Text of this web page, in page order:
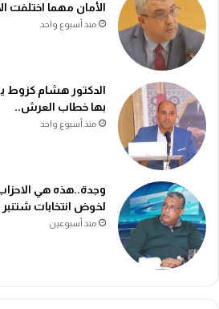
الأمان مهما اختلفت
منذ أسبوع واحد
الدكتور هشام كزوط
بها خطاب العرش..
منذ أسبوع واحد
وجدة..هذه هي
لخوض انتخابات شتنبر 2026.
منذ أسبوعين